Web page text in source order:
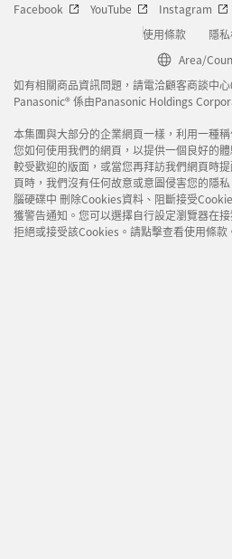
Facebook YouTube
Instagram
使用條款
隱
Area/
如有相關商品資訊問題，請電洽顧客商談中
Panasonic® 係由Panasonic Holdings
本集團與大部分的企業網頁一樣，利用一種
您如何使用我們的網頁，以提供一個良好的
較受歡迎的版面，或當您再拜訪我們網頁時
頁時，我們沒有任何故意或意圖侵害您的隱
腦硬碟中 刪除Cookies資料、阻斷接受
獲警告通知。您可以選擇自行設定瀏覽器在
拒絕或接受該Cookies。請點擊查看使用條款